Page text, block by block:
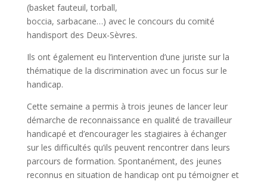
(basket fauteuil, torball,
boccia, sarbacane…) avec le concours du comité
handisport des Deux-Sèvres.
Ils ont également eu l’intervention d’une juriste sur la
thématique de la discrimination avec un focus sur le
handicap.
Cette semaine a permis à trois jeunes de lancer leur
démarche de reconnaissance en qualité de travailleur
handicapé et d’encourager les stagiaires à échanger
sur les difficultés qu’ils peuvent rencontrer dans leurs
parcours de formation. Spontanément, des jeunes
reconnus en situation de handicap ont pu témoigner et